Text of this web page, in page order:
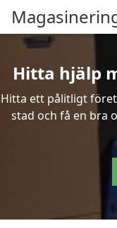
Hitta hjälp
Hitta ett pålitligt
stad och få en bra